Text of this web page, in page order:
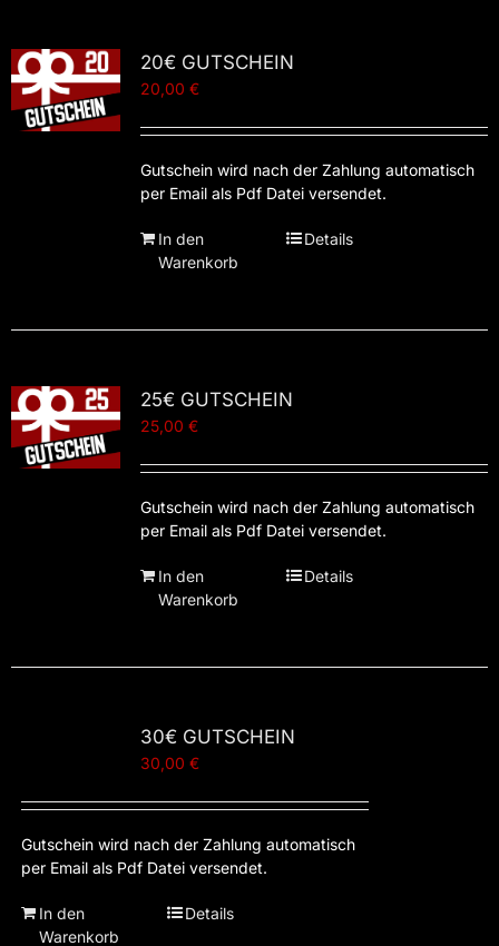
20€ GUTSCHEIN
20,00 €
Gutschein wird nach der Zahlung automatisch
per Email als Pdf Datei versendet.
In den
Warenkorb
Details
25€ GUTSCHEIN
25,00 €
Gutschein wird nach der Zahlung automatisch
per Email als Pdf Datei versendet.
In den
Warenkorb
Details
30€ GUTSCHEIN
30,00 €
Gutschein wird nach der Zahlung automatisch
per Email als Pdf Datei versendet.
In den
Warenkorb
Details